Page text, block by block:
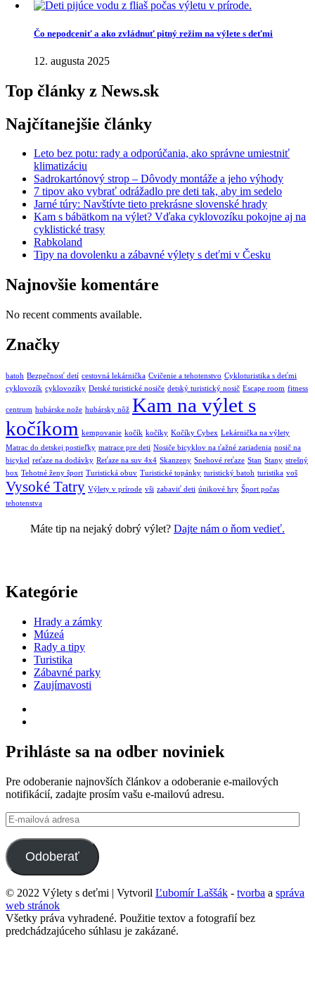
Čo nepodceniť a ako zvládnuť pitný režim na výlete s deťmi
12. augusta 2025
Top články z News.sk
Najčítanejšie články
Leto bez potu: rady a odporúčania, ako správne umiestniť
klimatizáciu
Sadrokartónový strop – Dôvody montáže a jeho výhody
7 tipov ako vybrať odrážadlo pre deti tak, aby im sedelo
Jarné túry: Navštívte tieto prekrásne slovenské hrady
Kam s bábätkom na výlet? Vďaka cyklovozíku pokojne aj na
cyklistické trasy
Rabkoland
Tipy na dovolenku a zábavné výlety s deťmi v Česku
Najnovšie komentáre
No recent comments available.
Značky
batoh Bezpečnosť detí cestovná lekárnička Cvičenie a tehotenstvo Cykloturistika s deťmi
cyklovozík cyklovozíky Detské turistické nosiče detský turistický nosič Escape room fitness
centrum hubárske nože hubársky nôž Kam na výlet s
kočíkom kempovanie kočík kočíky Kočíky Cybex Lekárnička na výlety
Matrac do detskej postieľky matrace pre deti Nosiče bicyklov na ťažné zariadenia nosič na
bicykel reťaze na dodávky Reťaze na suv 4x4 Skanzeny Snehové reťaze Stan Stany strešný
box Tehotné ženy šport Turistická obuv Turistické topánky turistický batoh turistika voš
Vysoké Tatry Výlety v prírode vši zabaviť deti únikové hry Šport počas
tehotenstva
Máte tip na nejaký dobrý výlet? Dajte nám o ňom vedieť.
Kategórie
Hrady a zámky
Múzeá
Rady a tipy
Turistika
Zábavné parky
Zaujímavosti
Prihláste sa na odber noviniek
Pre odoberanie najnovších článkov a odoberanie e-mailových
notifikácií, zadajte prosím vašu e-mailovú adresu.
E-
mailová
adresa
Odoberať
© 2022 Výlety s deťmi | Vytvoril Ľubomír Laššák - tvorba a správa
web stránok
Všetky práva vyhradené. Použitie textov a fotografií bez
predchádzajúceho súhlasu je zakázané.